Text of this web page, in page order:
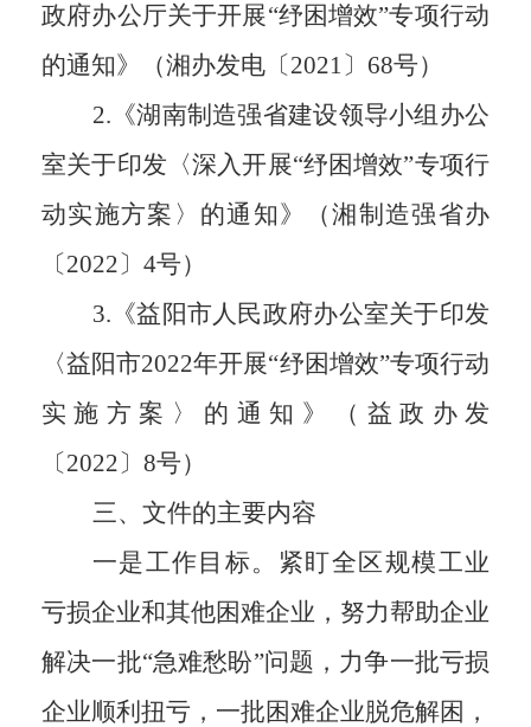
政府办公厅关于开展“纾困增效”专项行动
的通知》（湘办发电〔2021〕68号）
2.《湖南制造强省建设领导小组办公
室关于印发〈深入开展“纾困增效”专项行
动实施方案〉的通知》（湘制造强省办
〔2022〕4号）
3.《益阳市人民政府办公室关于印发
〈益阳市2022年开展“纾困增效”专项行动
实施方案〉的通知》（益政办发
〔2022〕8号）
三、文件的主要内容
一是工作目标。 紧盯全 区规模工业
亏损企业和其他困难企业，努力帮助企业
解决一批“急难愁盼”问题，力争一批亏损
企业顺利扭亏，一批困难企业脱危解困，